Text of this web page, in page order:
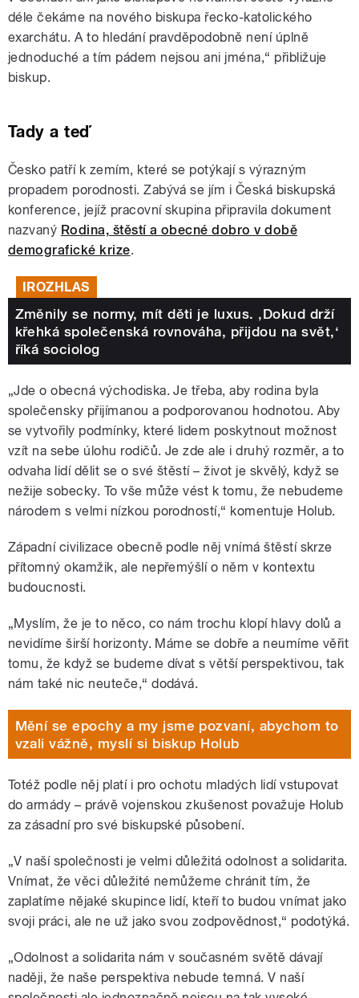
déle čekáme na nového biskupa řecko-katolického
exarchátu. A to hledání pravděpodobně není úplně
jednoduché a tím pádem nejsou ani jména,“ přibližuje
biskup.
Tady a teď
Česko patří k zemím, které se potýkají s výrazným
propadem porodnosti. Zabývá se jím i Česká biskupská
konference, jejíž pracovní skupina připravila dokument
nazvaný Rodina, štěstí a obecné dobro v době
demografické krize.
IROZHLAS
Změnily se normy, mít děti je luxus. ‚Dokud drží
křehká společenská rovnováha, přijdou na svět,‘
říká sociolog
„Jde o obecná východiska. Je třeba, aby rodina byla
společensky přijímanou a podporovanou hodnotou. Aby
se vytvořily podmínky, které lidem poskytnout možnost
vzít na sebe úlohu rodičů. Je zde ale i druhý rozměr, a to
odvaha lidí dělit se o své štěstí – život je skvělý, když se
nežije sobecky. To vše může vést k tomu, že nebudeme
národem s velmi nízkou porodností,“ komentuje Holub.
Západní civilizace obecně podle něj vnímá štěstí skrze
přítomný okamžik, ale nepřemýšlí o něm v kontextu
budoucnosti.
„Myslím, že je to něco, co nám trochu klopí hlavy dolů a
nevidíme širší horizonty. Máme se dobře a neumíme věřit
tomu, že když se budeme dívat s větší perspektivou, tak
nám také nic neuteče,“ dodává.
Mění se epochy a my jsme pozvaní, abychom to
vzali vážně, myslí si biskup Holub
Totéž podle něj platí i pro ochotu mladých lidí vstupovat
do armády – právě vojenskou zkušenost považuje Holub
za zásadní pro své biskupské působení.
„V naší společnosti je velmi důležitá odolnost a solidarita.
Vnímat, že věci důležité nemůžeme chránit tím, že
zaplatíme nějaké skupince lidí, kteří to budou vnímat jako
svoji práci, ale ne už jako svou zodpovědnost,“ podotýká.
„Odolnost a solidarita nám v současném světě dávají
naději, že naše perspektiva nebude temná. V naší